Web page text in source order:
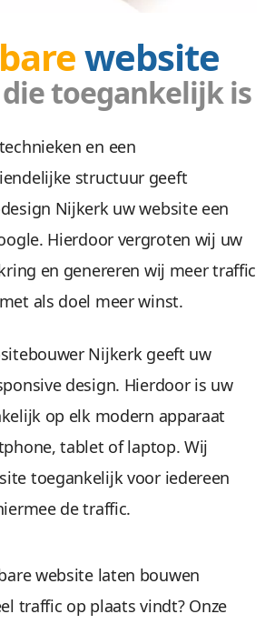
website
toegankelijk is
en een
structuur geeft
Nijkerk uw website een
Hierdoor vergroten wij uw
en genereren wij meer traffic
als doel meer winst.
Nijkerk geeft uw
design. Hierdoor is uw
op elk modern apparaat
tablet of laptop. Wij
toegankelijk voor iedereen
de traffic.
website laten bouwen
traffic op plaats vindt? Onze
uw doelgroep aan tot actie met
Veilig &
gegevens zijn veilig. We maken